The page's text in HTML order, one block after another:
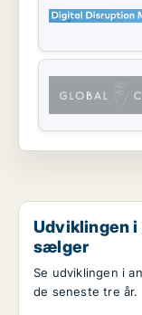
Udviklingen i
sælger
Se udviklingen i
de seneste tre år.